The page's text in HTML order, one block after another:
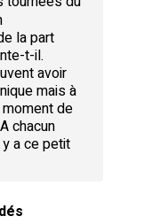
la part
t-il.
avoir
mais à
de
chacun
a ce petit